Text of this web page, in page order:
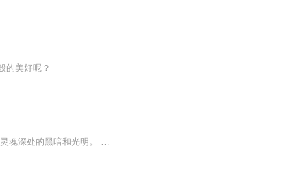
的美好呢？
谨以此书，献给那些不为众人所理解的一少数,希望大家能够了解他们生命中的欢乐与辛酸，灵魂深处的黑暗和光明。 【题记】 我们不是神，所以我们无法选择自己的出生。 我们不是神，但我们可以选择如何活着，以及如何死去。 【阅读指南——请咬文嚼字确认以下事项后，再翻阅正文】 一、以下人群禁止阅读 1．18岁以下未成年； 2．有任何程度抑郁症、忧郁症患者； 3．以各类电影和现实中的杀人狂为偶像以及以成为杀手为梦想者； 4．抱着理想主义人生观者； 5．有暴力倾向者。 二、以下人群谨慎阅读 1．处于生存和情绪低谷者； 2．正在极度爱一个人，或恨一个人者； 3．心智不健全者，请在监护人或医师指导下阅读。 三．本书不是之处 1．本书不是一本善良的书； 2．本书不是一本快乐的书； 3．本书不是一本色情的书； 4．本书不是一本血腥的书； 5．本书不是一本暴力的书； 6. 本书不是一本恐怖的书； 7．本书不是一本正常的书。 越这样我越想看，你懂了没精髓？